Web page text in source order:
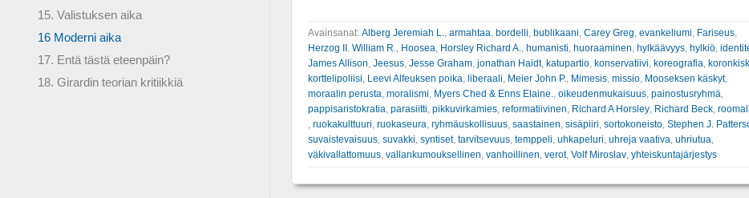
Avainsanat: Alberg Jeremiah L. armahtaa bordelli bublikaani Carey Greg evankeliumi Fariseus,
Herzog II. William R.
Hoosea Horsley Richard A. humanisti huoraaminen hylkäävyys, hylkiö,
James Allison Jeesus, Jesse Graham, jonathan Haidt, katupartio, konservatiivi koreografia
korttelipoliisi Leevi Alfeuksen poika liberaali Meier John P. Mimesis, missio, Mooseksen käskyt,
moraalin perusta moralismi Myers Ched & Enns Elaine. oikeudenmukaisuus, painostusryhmä
pappisaristokratia parasiitti pikkuvirkamies, reformatiivinen Richard A Horsley, Richard Beck,
ruokakulttuuri ruokaseura ryhmäuskollisuus, saastainen sisäpiiri sortokoneisto, Stephen J.
suvaistevaisuus, suvakki syntiset, tarvitsevuus, temppeli uhkapeluri uhreja vaativa uhriutua
väkivallattomuus, vallankumouksellinen vanhoillinen verot, Volf Miroslav, yhteiskuntajärjestys
15. Valistuksen aika
16 Moderni aika
17. Entä tästä eteenpäin?
18. Girardin teorian kritiikkiä